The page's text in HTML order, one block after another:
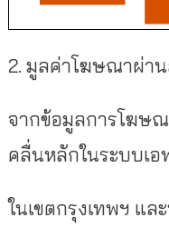
2. มูลค่าโฆษณาผ่า
จากข้อมูลการโฆษ
คลื่นหลักในระบบเอ
ในเขตกรุงเทพฯ แ